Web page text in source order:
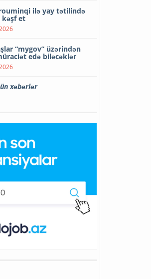
ilə yay tətilində
kəşf et
“mygov” üzərindən
edə biləcəklər
xəbərlər